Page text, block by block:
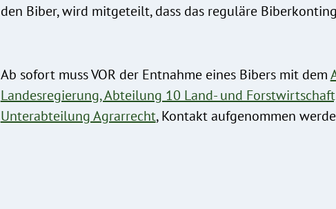
den Biber, wird mitgeteilt, dass das reguläre
Ab sofort muss VOR der Entnahme eines Bibers mit dem
Landesregierung, Abteilung 10 Land- und
Unterabteilung Agrarrecht, Kontakt aufgenommen